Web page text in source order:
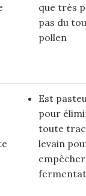
que très
pas du
pollen
Est
pour
toute
levain